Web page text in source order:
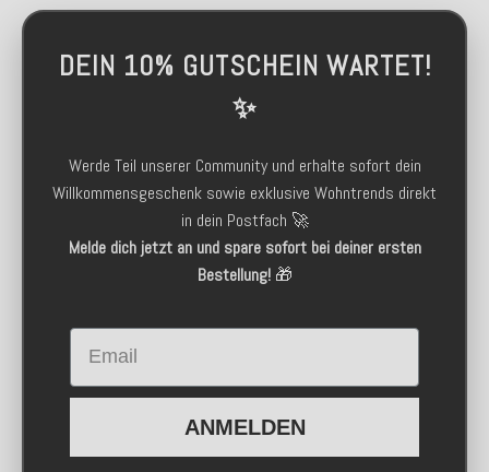
DEIN 10% GUTSCHEIN WARTET!
✨
Werde Teil unserer Community und erhalte sofort dein
Willkommensgeschenk sowie exklusive Wohntrends direkt
in dein Postfach 🚀
Melde dich jetzt an und spare sofort bei deiner ersten
Bestellung!🎁
Email
ANMELDEN